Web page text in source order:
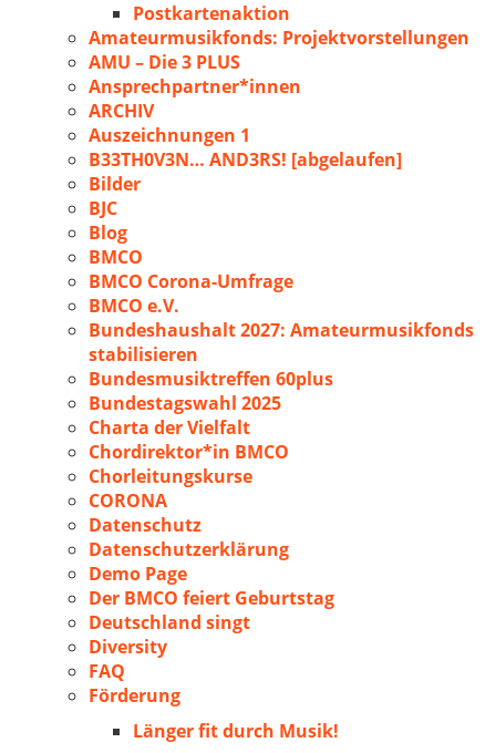
Postkartenaktion
Amateurmusikfonds: Projektvorstellungen
AMU – Die 3 PLUS
Ansprechpartner*innen
ARCHIV
Auszeichnungen 1
B33TH0V3N… AND3RS! [abgelaufen]
Bilder
BJC
Blog
BMCO
BMCO Corona-Umfrage
BMCO e.V.
Bundeshaushalt 2027: Amateurmusikfonds
stabilisieren
Bundesmusiktreffen 60plus
Bundestagswahl 2025
Charta der Vielfalt
Chordirektor*in BMCO
Chorleitungskurse
CORONA
Datenschutz
Datenschutzerklärung
Demo Page
Der BMCO feiert Geburtstag
Deutschland singt
Diversity
FAQ
Förderung
Länger fit durch Musik!